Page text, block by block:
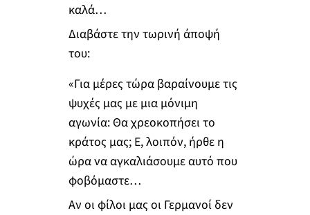
καλά…
Διαβάστε την τωρινή άποψή
του:
«Για μέρες τώρα βαραίνουμε τις
ψυχές μας με μια μόνιμη
αγωνία: Θα χρεοκοπήσει το
κράτος μας; Ε, λοιπόν, ήρθε η
ώρα να αγκαλιάσουμε αυτό που
φοβόμαστε…
Αν οι φίλοι μας οι Γερμανοί δεν